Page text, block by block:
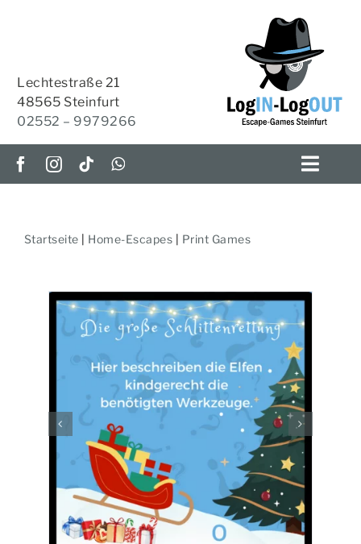
Lechtestraße 21
48565 Steinfurt
02552 – 9979266
OUTDOOR-ESCAPE
HOME-ESCAPES
KRIMI-TISCH
BUCHEN | PREISE
EVENTS
Startseite | Home-Escapes | Print Games